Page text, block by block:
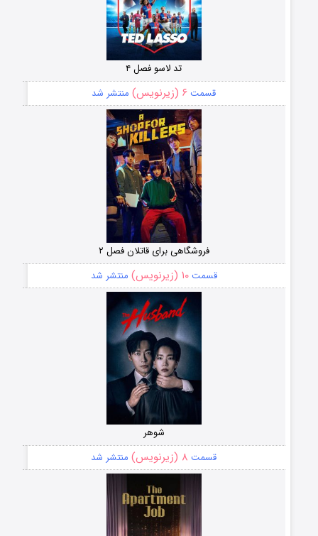
تد لاسو فصل ۴
قسمت ۶ (زیرنویس) منتشر شد
فروشگاهی برای قاتلان فصل ۲
قسمت۱۰ (زیرنویس) منتشر شد
شوهر
قسمت ۸ (زیرنویس) منتشر شد